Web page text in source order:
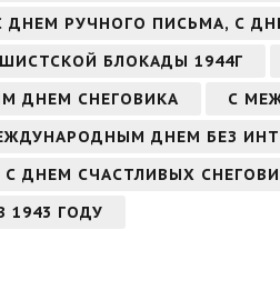
ДНЕМ РУЧНОГО ПИСЬМА, С
БЛОКАДЫ 1944Г
ДНЕМ СНЕГОВИКА
С
ДНЕМ БЕЗ
С ДНЕМ СЧАСТЛИВЫХ
ГОДУ